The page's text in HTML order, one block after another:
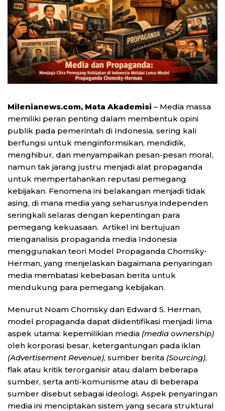
Milenianews.com, Mata Akademisi – Media massa
memiliki peran penting dalam membentuk opini
publik pada pemerintah di Indonesia, sering kali
berfungsi untuk menginformsikan, mendidik,
menghibur, dan menyampaikan pesan-pesan moral,
namun tak jarang justru menjadi alat propaganda
untuk mempertahankan reputasi pemegang
kebijakan. Fenomena ini belakangan menjadi tidak
asing, di mana media yang seharusnya independen
seringkali selaras dengan kepentingan para
pemegang kekuasaan. Artikel ini bertujuan
menganalisis propaganda media Indonesia
menggunakan teori Model Propaganda Chomsky-
Herman, yang menjelaskan bagaimana penyaringan
media membatasi kebebasan berita untuk
mendukung para pemegang kebijakan.
Menurut Noam Chomsky dan Edward S. Herman,
model propaganda dapat diidentifikasi menjadi lima
aspek utama: kepemilikian media (media ownership)
oleh korporasi besar, ketergantungan pada iklan
(Advertisement Revenue), sumber berita (Sourcing),
flak atau kritik terorganisir atau dalam beberapa
sumber, serta anti-komunisme atau di beberapa
sumber disebut sebagai ideologi. Aspek penyaringan
media ini menciptakan sistem yang secara struktural